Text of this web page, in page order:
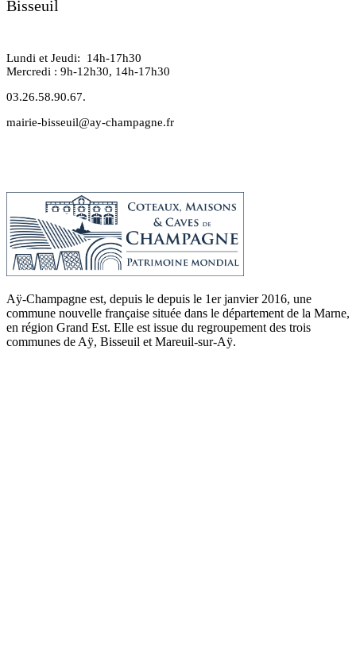
Bisseuil
Lundi et Jeudi: 14h-17h30
Mercredi : 9h-12h30, 14h-17h30
03.26.58.90.67.
mairie-bisseuil@ay-champagne.fr
Aÿ-Champagne est, depuis le depuis le 1er janvier 2016, une
commune nouvelle française située dans le département de la Marne,
en région Grand Est. Elle est issue du regroupement des trois
communes de Aÿ, Bisseuil et Mareuil-sur-Aÿ.